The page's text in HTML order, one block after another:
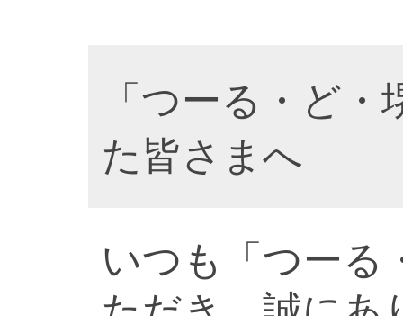
「つーる・ど
た皆さまへ
いつも「つーる